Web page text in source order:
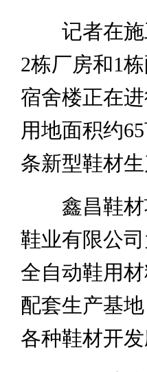
记者在施
2栋厂房和1
宿舍楼正在
用地面积约
条新型鞋材
鑫昌鞋材
鞋业有限公
全自动鞋用
配套生产基
各种鞋材开发